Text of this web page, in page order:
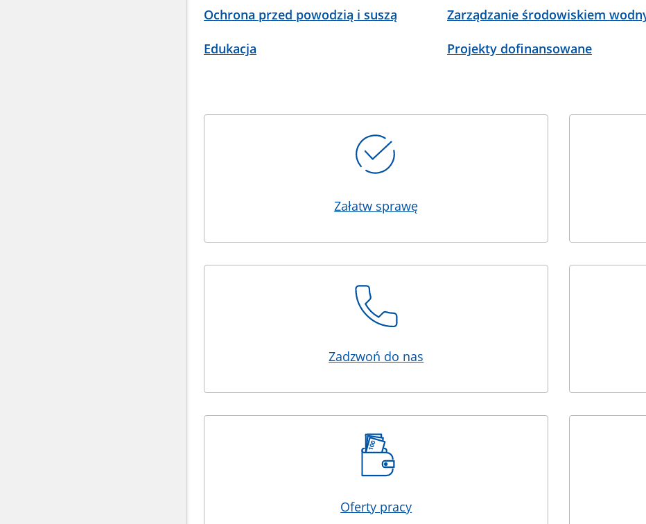
Ochrona przed powodzią i suszą Zarządzanie środowiskiem
Edukacja Projekty dofinansowane
Kafelki
Załatw sprawę
Zadzwoń do nas
Oferty pracy